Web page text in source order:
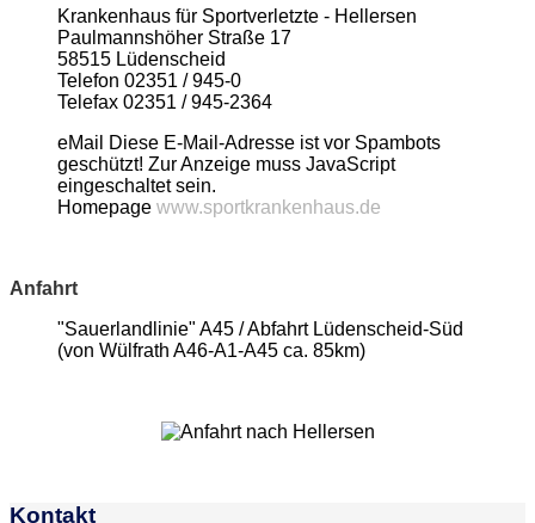
Krankenhaus für Sportverletzte - Hellersen
Paulmannshöher Straße 17
58515 Lüdenscheid
Telefon 02351 / 945-0
Telefax 02351 / 945-2364
eMail
Diese E-Mail-Adresse ist vor Spambots
geschützt! Zur Anzeige muss JavaScript
eingeschaltet sein.
Homepage www.sportkrankenhaus.de
Anfahrt
"Sauerlandlinie" A45 / Abfahrt Lüdenscheid-Süd
(von Wülfrath A46-A1-A45 ca. 85km)
Kontakt